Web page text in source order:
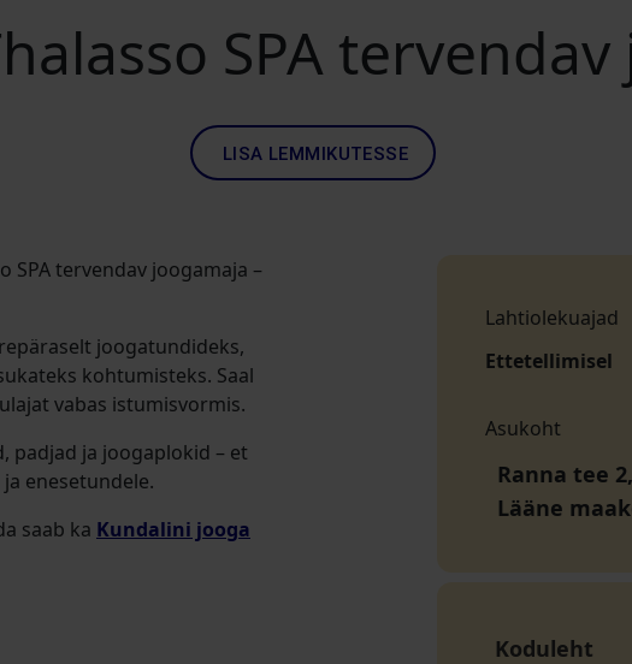
SPA
LISA LEMMIKUTESSE
SPA tervendav joogamaja –
joogatundideks,
kohtumisteks. Saal
vabas istumisvormis.
padjad ja joogaplokid – et
enesetundele.
saab ka Kundalini jooga
Lahtiolekuajad
Ettetellimisel
Asukoht
Ranna tee
Lääne
Koduleht